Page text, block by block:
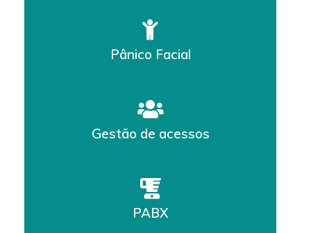
Pânico Facial
Gestão de acessos
PABX